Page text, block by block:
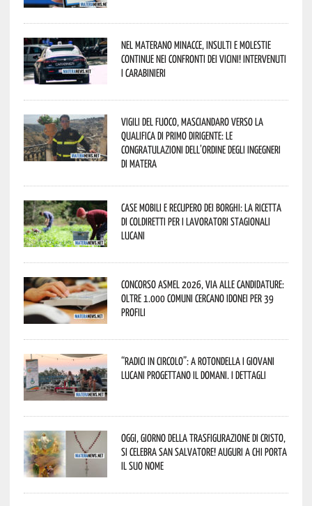
Nel materano minacce, insulti e molestie
continue nei confronti dei vicini! Intervenuti
i Carabinieri
Vigili del Fuoco, Masciandaro verso la
qualifica di Primo Dirigente: le
congratulazioni dell’Ordine degli Ingegneri
di Matera
Case mobili e recupero dei borghi: la ricetta
di Coldiretti per i lavoratori stagionali
lucani
Concorso Asmel 2026, via alle candidature:
oltre 1.000 Comuni cercano idonei per 39
profili
“Radici in Circolo”: a Rotondella i giovani
lucani progettano il domani. I dettagli
Oggi, giorno della Trasfigurazione di Cristo,
si celebra San Salvatore! Auguri a chi porta
il suo nome